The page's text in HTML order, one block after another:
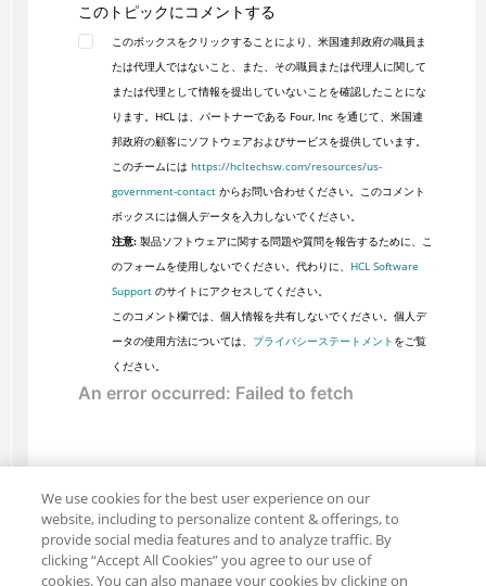
このトピックにコメントする
このボックスをクリックすることにより、米国連邦政府の職員ま
たは代理人ではないこと、また、その職員または代理人に関して
または代理として情報を提出していないことを確認したことにな
ります。HCL は、パートナーである Four, Inc を通じて、米国連
邦政府の顧客にソフトウェアおよびサービスを提供しています。
このチームには https://hcltechsw.com/resources/us-
government-contactからお問い合わせください。このコメント
ボックスには個人データを入力しないでください。
注意:製品ソフトウェアに関する問題や質問を報告するために、こ
のフォームを使用しないでください。代わりに、 HCL Software
Supportのサイトにアクセスしてください。
このコメント欄では、個人情報を共有しないでください。個人デ
ータの使用方法については、 プライバシーステートメント をご覧
ください。
We use cookies for the best user experience on our
website, including to personalize content & offerings, to
provide social media features and to analyze traffic. By
clicking “Accept All Cookies” you agree to our use of
cookies. You can also manage your cookies by clicking on